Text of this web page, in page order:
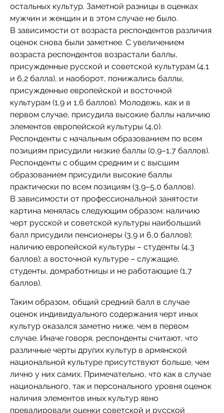
остальных культур. Заметной разницы в оценках
мужчин и женщин и в этом случае не было.
В зависимости от возраста респондентов различия
оценок снова были заметнее. С увеличением
возраста респондентов возрастали баллы,
присужденные русской и советской культурам (4,1
и 6,2 балла), и наоборот, понижались баллы,
присужденные европейской и восточной
культурам (1,9 и 1,6 баллов). Молодежь, как и в
первом случае, присудила высокие баллы наличию
элементов европейской культуры (4,0).
Респонденты с начальным образованием по всем
позициям присудили низкие баллы (0,9–1,7 баллов).
Респонденты с общим средним и с высшим
образованием присудили высокие баллы
практически по всем позициям (3,9–5,0 баллов).
В зависимости от профессиональной занятости
картина менялась следующим образом: наличию
черт русской и советской культуры наибольший
балл присудили пенсионеры (3,9 и 6,0 баллов);
наличию европейской культуры – студенты (4,3
баллов); а восточной культуре – служащие,
студенты, домработницы и не работающие (1,7
баллов).
Таким образом, общий средний балл в случае
оценок индивидуального содержания черт иных
культур оказался заметно ниже, чем в первом
случае. Иначе говоря, респонденты считают, что
различные черты других культур в армянской
национальной культуре присутствуют больше, чем
лично у них самих. Примечательно, что как в случае
национального, так и персонального уровня оценок
наличия элементов иных культур явно
превалировали оценки советской и русской